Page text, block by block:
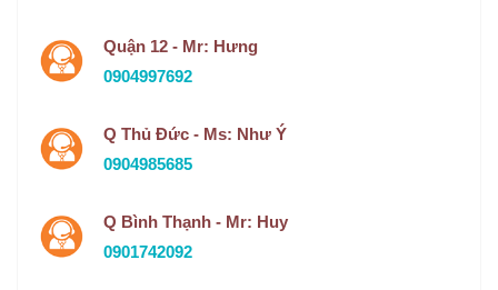
Quận 12 - Mr: Hưng
0904997692
Q Thủ Đức - Ms: Như Ý
0904985685
Q Bình Thạnh - Mr: Huy
0901742092